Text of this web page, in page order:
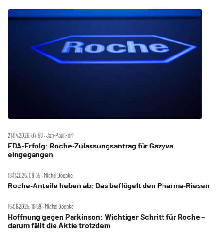
21.04.2026, 07:58 ‧ Jan-Paul Fóri
FDA‑Erfolg: Roche‑Zulassungsantrag für Gazyva
eingegangen
18.11.2025, 09:55 ‧ Michel Doepke
Roche‑Anteile heben ab: Das beflügelt den Pharma‑Riesen
16.06.2025, 16:59 ‧ Michel Doepke
Hoffnung gegen Parkinson: Wichtiger Schritt für Roche –
darum fällt die Aktie trotzdem